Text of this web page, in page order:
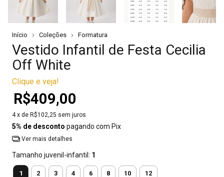
Início Coleções Formatura
Vestido Infantil de Festa Cecilia
Off White
Clique e veja!
R$409,00
4 x de R$102,25 sem juros
5% de desconto pagando com Pix
Ver mais detalhes
Tamanho juvenil-infantil: 1
1 2 3 4 6 8 10 12